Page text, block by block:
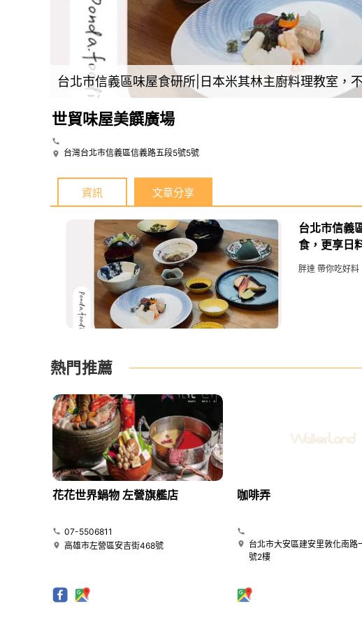
台北市信義區味屋食研所|日本米其林主廚料理教室，
世貿味屋美饌廣場
台灣台北市信義區信義路五段5號5號
資訊 文章分享
台北市信義
食，更享日
胖達 帶你吃好料
熱門推薦
花花世界鍋物 左營旗艦店
07-5506811
高雄市左營區安吉街468號
咖啡弄
台北市大安區建安里敦化南路
號2樓